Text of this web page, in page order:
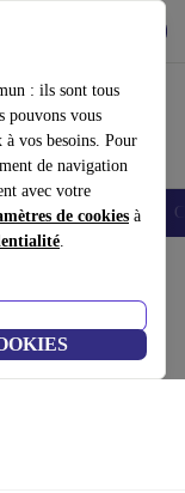
: ils sont tous
pouvons vous
vos besoins. Pour
de navigation
avec votre
de cookies à
.
Accessoires
– économisez
12 mois. Achetez de